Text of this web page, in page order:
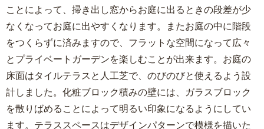
ことによって、掃き出し窓からお庭に出るときの段差が少
なくなってお庭に出やすくなります。またお庭の中に階段
をつくらずに済みますので、フラットな空間になって広々
とプライベートガーデンを楽しむことが出来ます。お庭の
床面はタイルテラスと人工芝で、のびのびと使えるよう設
計しました。化粧ブロック積みの壁には、ガラスブロック
を散りばめることによって明るい印象になるようにしてい
ます。テラススペースはデザインパターンで模様を描いた